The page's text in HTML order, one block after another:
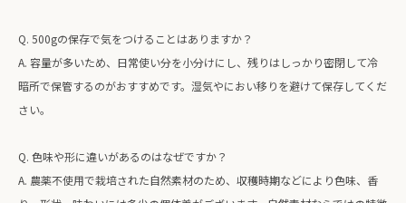
Q. 500gの保存で気をつけることはありますか？
A. 容量が多いため、日常使い分を小分けにし、残りはしっかり密閉して冷
暗所で保管するのがおすすめです。湿気やにおい移りを避けて保存してくだ
さい。
Q. 色味や形に違いがあるのはなぜですか？
A. 農薬不使用で栽培された自然素材のため、収穫時期などにより色味、香